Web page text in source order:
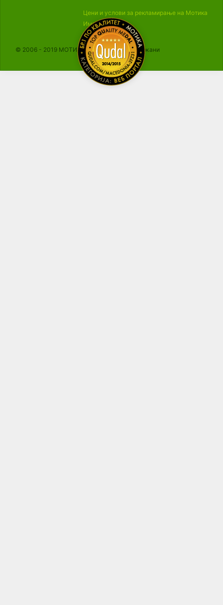
Цени и услови за рекламирање на Мотика
Импресум
© 2006 - 2019 МОТИКА, Сите права се задржани